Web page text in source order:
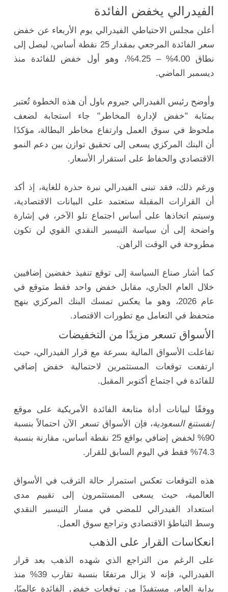
الفيدرالي يخفض الفائدة
أعلن مجلس الاحتياطي الفيدرالي يوم الأربعاء عن خفض
سعر الفائدة المرجعي بمقدار 25 نقطة أساس، ليصل إلى
نطاق 4.00% – 4.25%، وهو أول خفض للفائدة منذ
ديسمبر الماضي.
وأوضح رئيس الفيدرالي جيروم باول أن هذه الخطوة تُعتبر
بمثابة "خفض لإدارة المخاطر" جاء استجابة لضعف
ملحوظ في سوق العمل وارتفاع مخاطر البطالة، مؤكدًا
أن البنك المركزي يسعى إلى تحقيق توازن بين دعم النمو
الاقتصادي والحفاظ على استقرار الأسعار.
ورغم ذلك، فقد تبنى الفيدرالي نبرة حذرة للغاية، إذ أكد
أن القرارات المقبلة ستعتمد على البيانات الاقتصادية،
وسيتم اتخاذها على أساس اجتماع تلو الآخر، في إشارة
واضحة إلى أن سياسة التيسير النقدي القوي لن تكون
مطروحة في الوقت الراهن.
كما أشار صناع السياسة إلى توقع تنفيذ خفضين إضافيين
خلال العام الجاري، مقابل خفض واحد فقط متوقع في
عام 2026، وهو ما يعكس تمسك البنك المركزي بنهج
متحفظ في التعامل مع تطورات الاقتصاد.
الأسواق تسعر مزيدًا من التخفيضات
تفاعلت الأسواق المالية بسرعة مع قرار الفيدرالي، حيث
ارتفعت توقعات المستثمرين لاحتمالية خفض إضافي
للفائدة في اجتماع أكتوبر المقبل.
ووفقًا لبيانات أداة متابعة الفائدة الأمريكية على موقع
إنفستنغ السعودية، فإن الأسواق تسعر الآن احتمالاً بنسبة
90% لخفض إضافي بواقع 25 نقطة أساس، مقارنة بنسبة
74.3% فقط في اليوم السابق للقرار.
هذه التوقعات تعكس استمرار حالة الترقب في الأسواق
العالمية، حيث يسعى المستثمرون إلى تقييم مدى
استعداد الفيدرالي للمضي في مسار التيسير النقدي
وسط التباطؤ الاقتصادي وتراجع سوق العمل.
انعكاسات القرار على الذهب
على الرغم من التراجع الذي شهده الذهب بعد قرار
الفيدرالي، فإنه لا يزال مرتفعًا بنسبة تقارب 39% منذ
بداية العام، مستفيدًا من توقعات خفض الفائدة عالميًا،